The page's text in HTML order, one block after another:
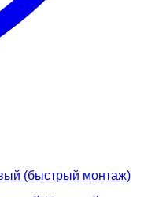
(быстрый монтаж)